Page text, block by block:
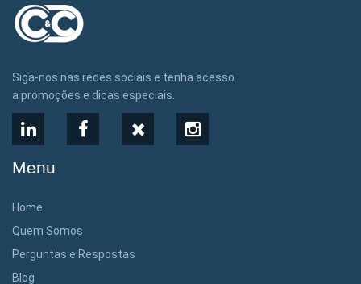
Siga-nos nas redes sociais e tenha acesso
a promoções e dicas especiais.
LinkedInFacebook Instagram
Menu
Home
Quem Somos
Perguntas e Respostas
Blog